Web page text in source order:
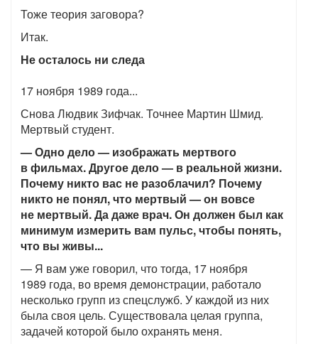
Тоже теория заговора?
Итак.
Не осталось ни следа
17 ноября 1989 года...
Снова Людвик Зифчак. Точнее Мартин Шмид.
Мертвый студент.
— Одно дело — изображать мертвого
в фильмах. Другое дело — в реальной жизни.
Почему никто вас не разоблачил? Почему
никто не понял, что мертвый — он вовсе
не мертвый. Да даже врач. Он должен был как
минимум измерить вам пульс, чтобы понять,
что вы живы...
— Я вам уже говорил, что тогда, 17 ноября
1989 года, во время демонстрации, работало
несколько групп из спецслужб. У каждой из них
была своя цель. Существовала целая группа,
задачей которой было охранять меня.